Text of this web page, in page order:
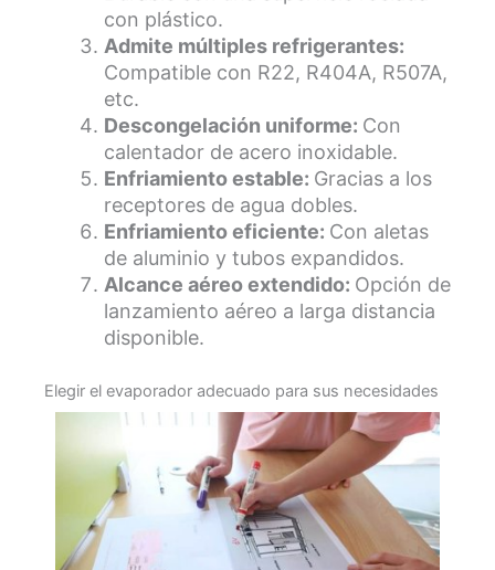
con plástico.
Admite múltiples refrigerantes:
Compatible con R22, R404A, R507A,
etc.
Descongelación uniforme: Con
calentador de acero inoxidable.
Enfriamiento estable: Gracias a los
receptores de agua dobles.
Enfriamiento eficiente: Con aletas
de aluminio y tubos expandidos.
Alcance aéreo extendido: Opción de
lanzamiento aéreo a larga distancia
disponible.
Elegir el evaporador adecuado para sus necesidades